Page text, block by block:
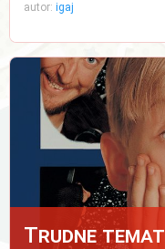
autor: igaj
Trudne